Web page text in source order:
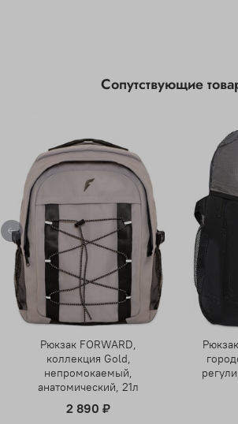
Сопутствующие
Рюкзак FORWARD,
коллекция Gold,
непромокаемый,
анатомический, 21л
2 890 ₽